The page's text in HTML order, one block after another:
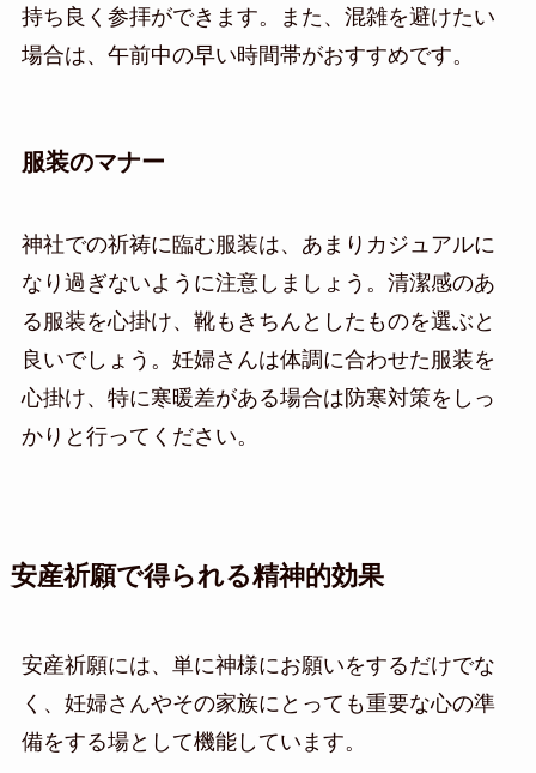
持ち良く参拝ができます。また、混雑を避けたい
場合は、午前中の早い時間帯がおすすめです。
服装のマナー
神社での祈祷に臨む服装は、あまりカジュアルに
なり過ぎないように注意しましょう。清潔感のあ
る服装を心掛け、靴もきちんとしたものを選ぶと
良いでしょう。妊婦さんは体調に合わせた服装を
心掛け、特に寒暖差がある場合は防寒対策をしっ
かりと行ってください。
安産祈願で得られる精神的効果
安産祈願には、単に神様にお願いをするだけでな
く、妊婦さんやその家族にとっても重要な心の準
備をする場として機能しています。